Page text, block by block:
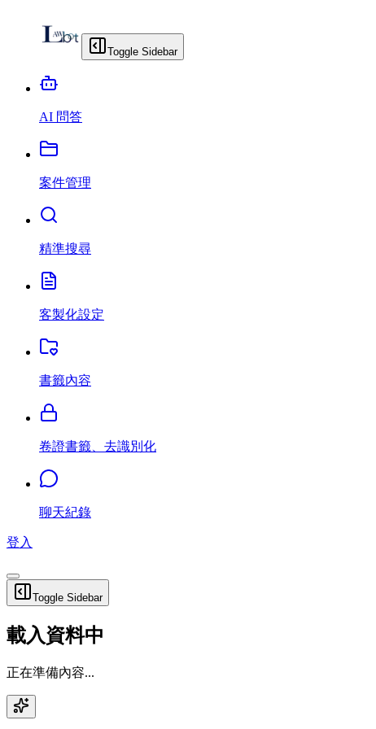
Toggle Sidebar
AI 問答
案件管理
精準搜尋
客製化設定
書籤內容
卷證書籤、去識別化
聊天紀錄
登入
Toggle Sidebar
載入資料中
正在準備內容...